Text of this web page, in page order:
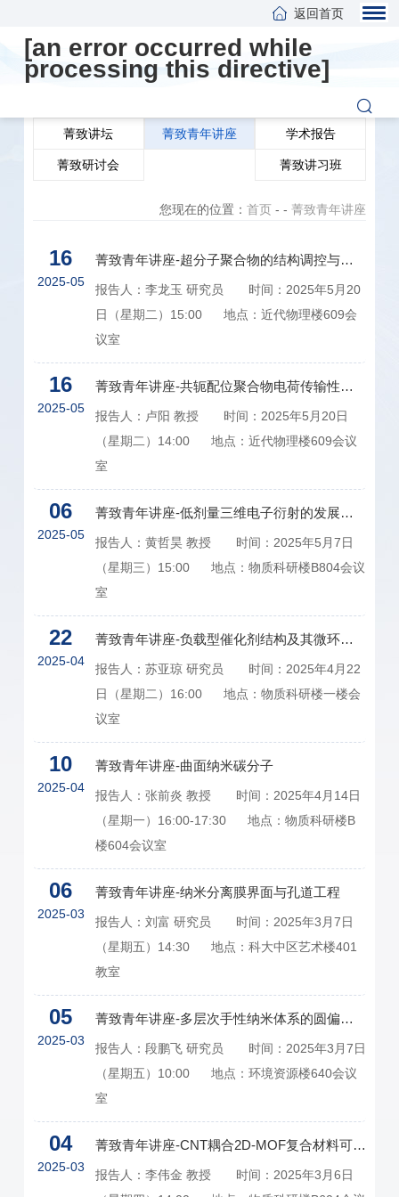
返回首页
[an error occurred while
processing this directive]
菁致讲坛 菁致青年讲座 学术报告
菁致研讨会 菁致讲习班
您现在的位置：首页 --菁致青年讲座
16
2025-05
菁致青年讲座-超分子聚合物的结构调控与性能研究
报告人：李龙玉 研究员 时间：2025年5月20
日（星期二）15:00 地点：近代物理楼609会
议室
16
2025-05
菁致青年讲座-共轭配位聚合物电荷传输性质的精准调控
报告人：卢阳 教授 时间：2025年5月20日
（星期二）14:00 地点：近代物理楼609会议
室
06
2025-05
菁致青年讲座-低剂量三维电子衍射的发展及应用
报告人：黄哲昊 教授 时间：2025年5月7日
（星期三）15:00 地点：物质科研楼B804会议
室
22
2025-04
菁致青年讲座-负载型催化剂结构及其微环境理论研究
报告人：苏亚琼 研究员 时间：2025年4月22
日（星期二）16:00 地点：物质科研楼一楼会
议室
10
2025-04
菁致青年讲座-曲面纳米碳分子
报告人：张前炎 教授 时间：2025年4月14日
（星期一）16:00-17:30 地点：物质科研楼B
楼604会议室
06
2025-03
菁致青年讲座-纳米分离膜界面与孔道工程
报告人：刘富 研究员 时间：2025年3月7日
（星期五）14:30 地点：科大中区艺术楼401
教室
05
2025-03
菁致青年讲座-多层次手性纳米体系的圆偏振发光及功能
报告人：段鹏飞 研究员 时间：2025年3月7日
（星期五）10:00 地点：环境资源楼640会议
室
04
2025-03
菁致青年讲座-CNT耦合2D-MOF复合材料可实现可调带宽电磁波吸收
报告人：李伟金 教授 时间：2025年3月6日